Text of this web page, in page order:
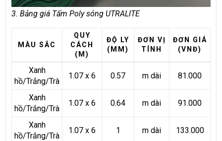
3. Bảng giá Tấm Poly sóng UTRALITE
MÀU SẮC
QUY
CÁCH
(M)
ĐỘ LY
(MM)
ĐƠN VỊ
TÍNH
ĐƠN GIÁ
(VNĐ)
Xanh
hồ/Trắng/Trà
1.07 x 6 0.57 m dài 81.000
Xanh
hồ/Trắng/Trà
1.07 x 6 0.64 m dài 91.000
Xanh
hồ/Trắng/Trà
1.07 x 6 1 m dài 133.000